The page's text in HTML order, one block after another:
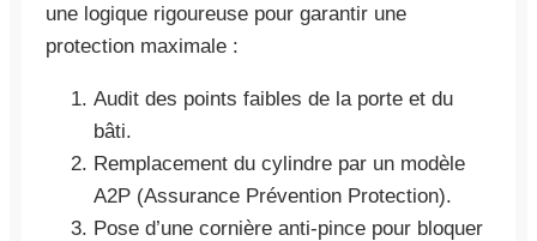
une logique rigoureuse pour garantir une
protection maximale :
Audit des points faibles de la porte et du
bâti.
Remplacement du cylindre par un modèle
A2P (Assurance Prévention Protection).
Pose d’une cornière anti-pince pour bloquer